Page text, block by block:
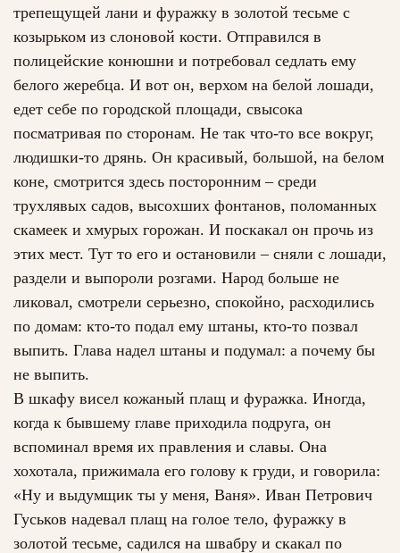
трепещущей лани и фуражку в золотой тесьме с
козырьком из слоновой кости. Отправился в
полицейские конюшни и потребовал седлать ему
белого жеребца. И вот он, верхом на белой лошади,
едет себе по городской площади, свысока
посматривая по сторонам. Не так что-то все вокруг,
людишки-то дрянь. Он красивый, большой, на белом
коне, смотрится здесь посторонним – среди
трухлявых садов, высохших фонтанов, поломанных
скамеек и хмурых горожан. И поскакал он прочь из
этих мест. Тут то его и остановили – сняли с лошади,
раздели и выпороли розгами. Народ больше не
ликовал, смотрели серьезно, спокойно, расходились
по домам: кто-то подал ему штаны, кто-то позвал
выпить. Глава надел штаны и подумал: а почему бы
не выпить.
В шкафу висел кожаный плащ и фуражка. Иногда,
когда к бывшему главе приходила подруга, он
вспоминал время их правления и славы. Она
хохотала, прижимала его голову к груди, и говорила:
«Ну и выдумщик ты у меня, Ваня». Иван Петрович
Гуськов надевал плащ на голое тело, фуражку в
золотой тесьме, садился на швабру и скакал по